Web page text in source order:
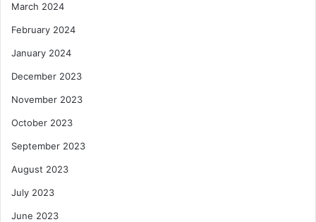
March 2024
February 2024
January 2024
December 2023
November 2023
October 2023
September 2023
August 2023
July 2023
June 2023